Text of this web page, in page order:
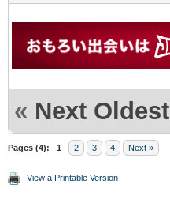
« Next Oldest
Pages (4): 1 2 3 4 Next »
View a Printable Version